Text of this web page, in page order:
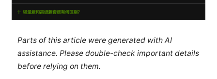
Parts of this article were generated with AI
assistance. Please double-check important details
before relying on them.